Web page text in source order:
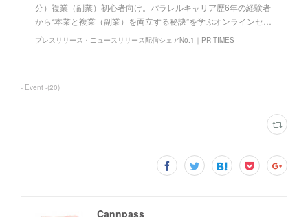
分）複業（副業）初心者向け。パラレルキャリア歴6年の経験者
から“本業と複業（副業）を両立する秘訣”を学ぶオンラインセ…
プレスリリース・ニュースリリース配信シェアNo.1｜PR TIMES
- Event -(20)
Cannpass